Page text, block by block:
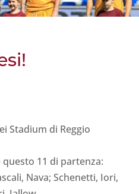
Stadium di Reggio
11 di partenza:
Nava; Schenetti, Iori,